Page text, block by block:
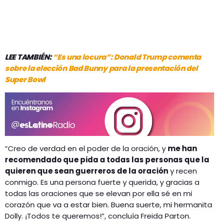
LEE TAMBIÉN:“Es una locura”: Donald Trump comenta
sobre la elección Bad Bunny para la presentación del
Super Bowl
“Creo de verdad en el poder de la oración, y me han
recomendado que pida a todas las personas que la
quieren que sean guerreros de la oracióny recen
conmigo. Es una persona fuerte y querida, y gracias a
todas las oraciones que se elevan por ella sé en mi
corazón que va a estar bien. Buena suerte, mi hermanita
Dolly. ¡Todos te queremos!”, concluía Freida Parton.